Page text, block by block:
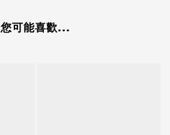
您可能喜歡...